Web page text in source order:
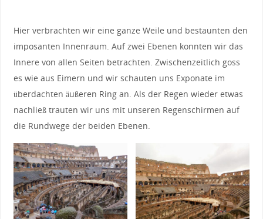
Hier verbrachten wir eine ganze Weile und bestaunten den
imposanten Innenraum. Auf zwei Ebenen konnten wir das
Innere von allen Seiten betrachten. Zwischenzeitlich goss
es wie aus Eimern und wir schauten uns Exponate im
überdachten äußeren Ring an. Als der Regen wieder etwas
nachließ trauten wir uns mit unseren Regenschirmen auf
die Rundwege der beiden Ebenen.